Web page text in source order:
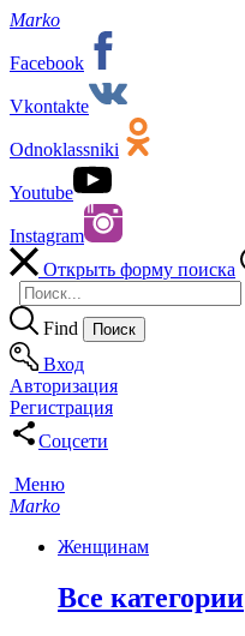
Marko
Facebook
Vkontakte
Odnoklassniki
Youtube
Instagram
Открыть форму поиска
Find
Вход
Авторизация
Регистрация
Соцсети
Меню
Marko
Женщинам
Все категории